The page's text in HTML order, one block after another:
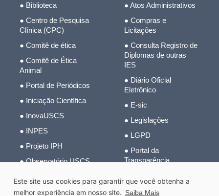
Este site usa cookies para garantir que você obtenha a
melhor experiência em nosso site. Saiba Mais
● Biblioteca
● Centro de Pesquisa
Clínica (CPC)
● Comitê de ética
● Comitê de Ética
Animal
● Portal de Periódicos
● Iniciação Científica
● InovaUSCS
● INPES
● Projeto IPH
● Observatório USCS
● Atos Administrativos
● Compras e
Licitações
● Consulta Registro de
Diplomas de outras
IES
● Diário Oficial
Eletrônico
● E-sic
● Legislações
● LGPD
● Portal da
Transparência
Transparência Pública